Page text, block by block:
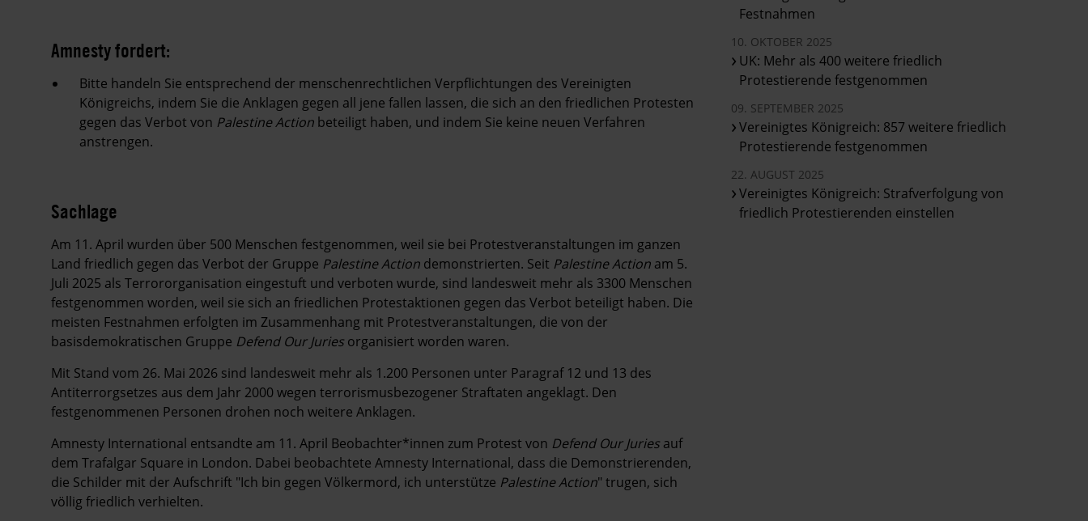
Amnesty fordert:
Bitte handeln Sie entsprechend der menschenrechtlichen Verpflichtungen des Vereinigten
Königreichs, indem Sie die Anklagen gegen all jene fallen lassen, die sich an den friedlichen Protesten
gegen das Verbot von Palestine Action beteiligt haben, und indem Sie keine neuen Verfahren
anstrengen.
Sachlage
Am 11. April wurden über 500 Menschen festgenommen, weil sie bei Protestveranstaltungen im ganzen
Land friedlich gegen das Verbot der Gruppe Palestine Action demonstrierten. Seit Palestine Action am 5.
Juli 2025 als Terrororganisation eingestuft und verboten wurde, sind landesweit mehr als 3300 Menschen
festgenommen worden, weil sie sich an friedlichen Protestaktionen gegen das Verbot beteiligt haben. Die
meisten Festnahmen erfolgten im Zusammenhang mit Protestveranstaltungen, die von der
basisdemokratischen Gruppe Defend Our Juries organisiert worden waren.
Mit Stand vom 26. Mai 2026 sind landesweit mehr als 1.200 Personen unter Paragraf 12 und 13 des
Antiterrorgsetzes aus dem Jahr 2000 wegen terrorismusbezogener Straftaten angeklagt. Den
festgenommenen Personen drohen noch weitere Anklagen.
Amnesty International entsandte am 11. April Beobachter*innen zum Protest von Defend Our Juries auf
dem Trafalgar Square in London. Dabei beobachtete Amnesty International, dass die Demonstrierenden,
die Schilder mit der Aufschrift "Ich bin gegen Völkermord, ich unterstütze Palestine Action" trugen, sich
völlig friedlich verhielten.
Festnahmen
10. OKTOBER 2025
UK: Mehr als 400 weitere friedlich
Protestierende festgenommen
09. SEPTEMBER 2025
Vereinigtes Königreich: 857 weitere friedlich
Protestierende festgenommen
22. AUGUST 2025
Vereinigtes Königreich: Strafverfolgung von
friedlich Protestierenden einstellen